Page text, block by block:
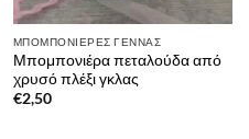
ΜΠΟΜΠΟΝΙΈΡΕΣ ΓΈΝΝΑΣ
Μπομπονιέρα πεταλούδα από
χρυσό πλέξι γκλας
€2,50